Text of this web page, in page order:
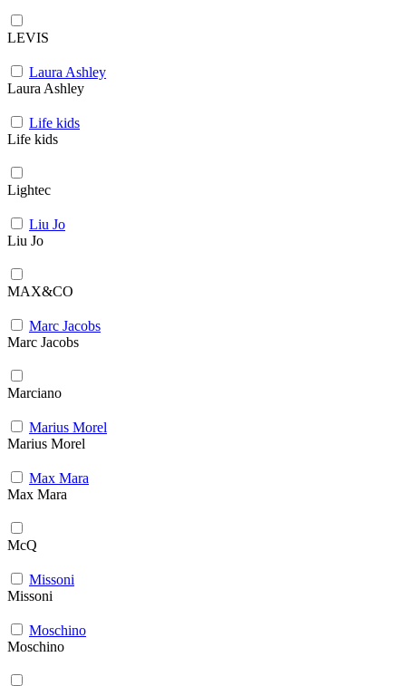
LEVIS
Laura Ashley
Laura Ashley
Life kids
Life kids
Lightec
Liu Jo
Liu Jo
MAX&CO
Marc Jacobs
Marc Jacobs
Marciano
Marius Morel
Marius Morel
Max Mara
Max Mara
McQ
Missoni
Missoni
Moschino
Moschino